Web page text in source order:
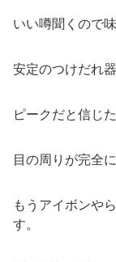
いい噂聞くので
安定のつけだれ
ピークだと信じ
目の周りが完全
もうアイボンや
す。